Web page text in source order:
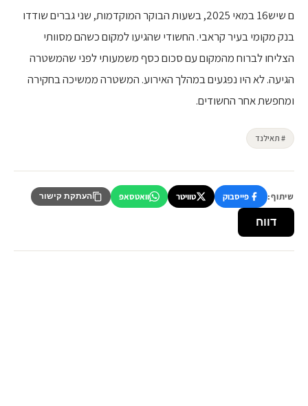
ם שיש16 במאי 2025, בשעות הבוקר המוקדמות, שני גברים שודדו
בנק מקומי בעיר קראבי. החשודי שהגיעו למקום כשהם מסוותי
הצליחו לברוח מהמקום עם סכום כסף משמעותי לפני שהמשטרה
הגיעה. לא היו נפגעים במהלך האירוע. המשטרה ממשיכה בחקירה
ומחפשת אחר החשודים.
# תאילנד
שיתוף: פייסבוק טוויטר וואטסאפ העתקת קישור
דווח